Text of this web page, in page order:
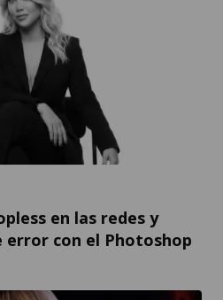
en las redes y
con el Photoshop